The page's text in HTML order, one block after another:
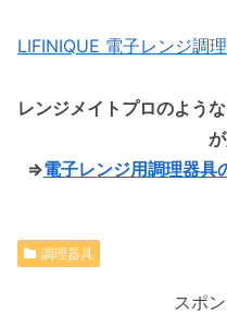
LIFINIQUE 電子レンジ調
レンジメイトプロのよう
⇒電子レンジ用調理器具
調理器具
スポ